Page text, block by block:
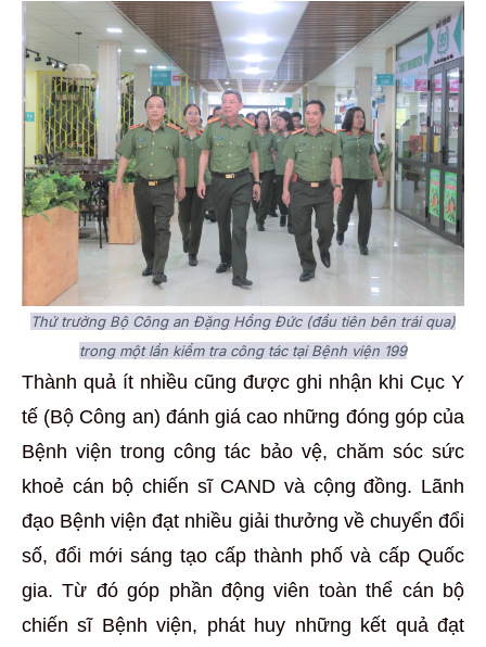
Thứ trưởng Bộ Công an Đặng Hồng Đức (đầu tiên bên trái qua)
trong một lần kiểm tra công tác tại Bệnh viện 199
Thành quả ít nhiều cũng được ghi nhận khi Cục Y
tế (Bộ Công an) đánh giá cao những đóng góp của
Bệnh viện trong công tác bảo vệ, chăm sóc sức
khoẻ cán bộ chiến sĩ CAND và cộng đồng. Lãnh
đạo Bệnh viện đạt nhiều giải thưởng về chuyển đổi
số, đổi mới sáng tạo cấp thành phố và cấp Quốc
gia.Từ đó góp phần động viên toàn thể cán bộ
chiến sĩ Bệnh viện, phát huy những kết quả đạt